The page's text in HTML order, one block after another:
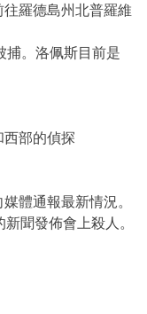
羅德島州北普羅維
捕。洛佩斯目前是
部的偵探
體通報最新情況。
聞發佈會上殺人。